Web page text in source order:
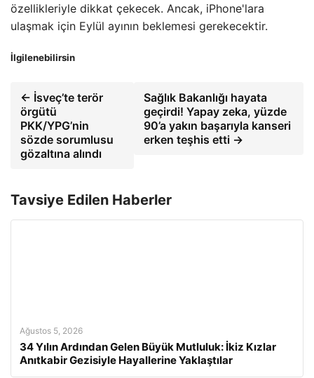
özellikleriyle dikkat çekecek. Ancak, iPhone'lara
ulaşmak için Eylül ayının beklemesi gerekecektir.
İlgilenebilirsin
← İsveç’te terör
örgütü
PKK/YPG’nin
sözde sorumlusu
gözaltına alındı
Sağlık Bakanlığı hayata
geçirdi! Yapay zeka, yüzde
90’a yakın başarıyla kanseri
erken teşhis etti →
Tavsiye Edilen Haberler
Ağustos 5, 2026
34 Yılın Ardından Gelen Büyük Mutluluk: İkiz Kızlar
Anıtkabir Gezisiyle Hayallerine Yaklaştılar